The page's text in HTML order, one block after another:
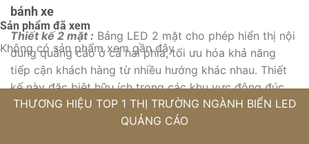
bánh xe
Thiết kế 2 mặt : Bảng LED 2 mặt cho phép hiển thị nội
dung quảng cáo ở cả hai phía, tối ưu hóa khả năng
tiếp cận khách hàng từ nhiều hướng khác nhau. Thiết
kế này đặc biệt hữu ích trong các khu vực đông đúc,
nơi mà thông điệp của bạn cần được nhìn thấy từ mọi
góc độ. Với khả năng hiển thị rõ ràng từ nhiều phía,
Sản phẩm đã xem
Không có sản phẩm xem gần đây
THƯƠNG HIỆU TOP 1 THỊ TRƯỜNG NGÀNH BIỂN LED
QUẢNG CÁO